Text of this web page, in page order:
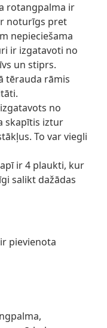
rotangpalma ir
noturīgs pret
nepieciešama
ir izgatavoti no
un stiprs.
tērauda rāmis
no
skapītis iztur
To var viegli
ir 4 plaukti, kur
salikt dažādas
pievienota